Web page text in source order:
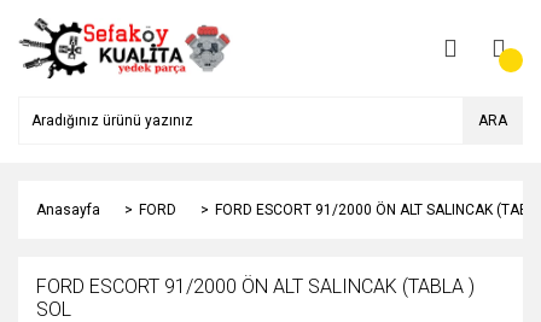
ARA
Anasayfa FORD FORD ESCORT 91/2000 ÖN ALT SALINCAK
FORD ESCORT 91/2000 ÖN ALT SALINCAK (TABLA )
SOL